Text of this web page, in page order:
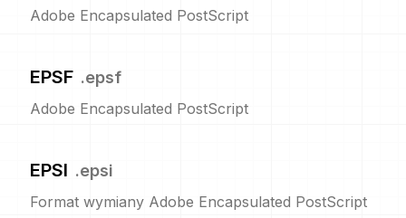
Adobe Encapsulated PostScript
EPSF .epsf
Adobe Encapsulated PostScript
EPSI .epsi
Format wymiany Adobe Encapsulated PostScript